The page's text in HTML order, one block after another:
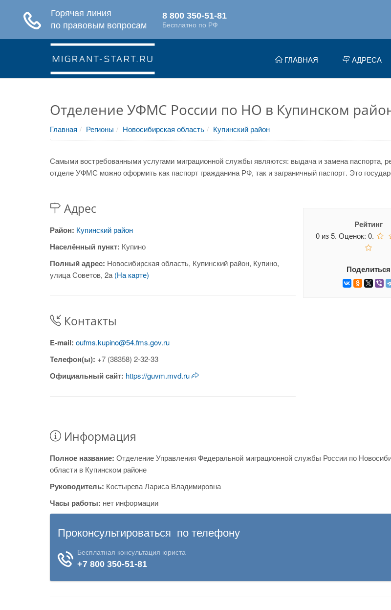
ГЛАВНАЯ АДРЕСА
Отделение УФМС России по НО в Купинском
Главная Регионы Новосибирская область Купинский район
Самыми востребованными услугами миграционной службы являются: выдача и замена паспорта,
отделе УФМС можно оформить как паспорт гражданина РФ, так и заграничный паспорт. Это
Адрес
Район: Купинский район
Населённый пункт: Купино
Полный адрес: Новосибирская область, Купинский район, Купино,
улица Советов, 2а (На карте)
Контакты
E-mail: oufms.kupino@54.fms.gov.ru
Телефон(ы): +7 (38358) 2-32-33
Официальный сайт: https://guvm.mvd.ru
Рейтинг
0из5. Оценок: 0.
Поделиться
Информация
Полное название: Отделение Управления Федеральной миграционной службы России по
области в Купинском районе
Руководитель: Костырева Лариса Владимировна
Часы работы: нет информации